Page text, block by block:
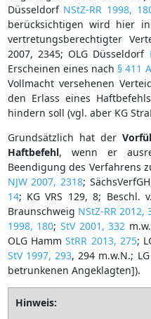
Düsseldorf NStZ-RR 1998,
berücksichtigen wird hier
vertretungsberechtigter
2007, 2345; OLG Düsseldorf
Erscheinen eines nach § 411
Vollmacht versehenen
den Erlass eines
hindern soll (vgl. aber KG
Grundsätzlich hat der
Haftbefehl, wenn er
Beendigung des Verfahrens
NJW 2007, 2318;
14; KG VRS 129, 8; Beschl.
Braunschweig NStZ-RR 2012,
1998, 180; StV 2001, 332
OLG HammStRR 2013, 275;
StV 1997, 293, 294 m.w.N.;
betrunkenen Angeklagten]).
Hinweis: